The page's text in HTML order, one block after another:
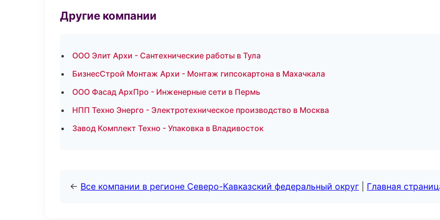
Другие компании
ООО Элит Архи - Сантехнические работы в Тула
БизнесСтрой Монтаж Архи - Монтаж гипсокартона в Махачкала
ООО Фасад АрхПро - Инженерные сети в Пермь
НПП Техно Энерго - Электротехническое производство в Москва
Завод Комплект Техно - Упаковка в Владивосток
← Все компании в регионе Северо-Кавказский федеральный округ Главная